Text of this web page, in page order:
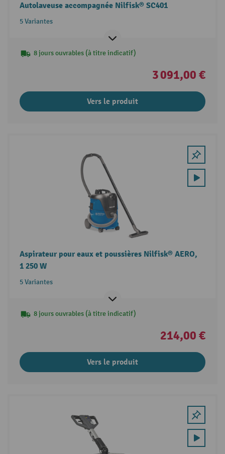
Autolaveuse accompagnée Nilfisk® SC401
5 Variantes
8 jours ouvrables (à titre indicatif)
3 091,00 €
Vers le produit
Aspirateur pour eaux et poussières Nilfisk® AERO,
1 250 W
5 Variantes
8 jours ouvrables (à titre indicatif)
214,00 €
Vers le produit